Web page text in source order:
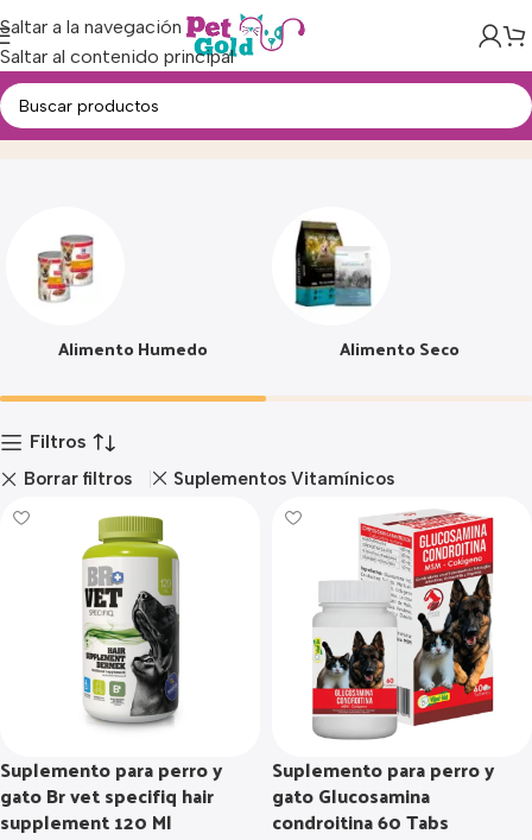
Saltar a la navegación
Saltar al contenido principal
AlimentoInicio Producto
Alimento Humedo Alimento Seco
Filtros
Borrar filtros Suplementos Vitamínicos
Suplemento para perro y
gato Br vet specifiq hair
supplement 120 Ml
Suplemento para perro y
gato Glucosamina
condroitina 60 Tabs